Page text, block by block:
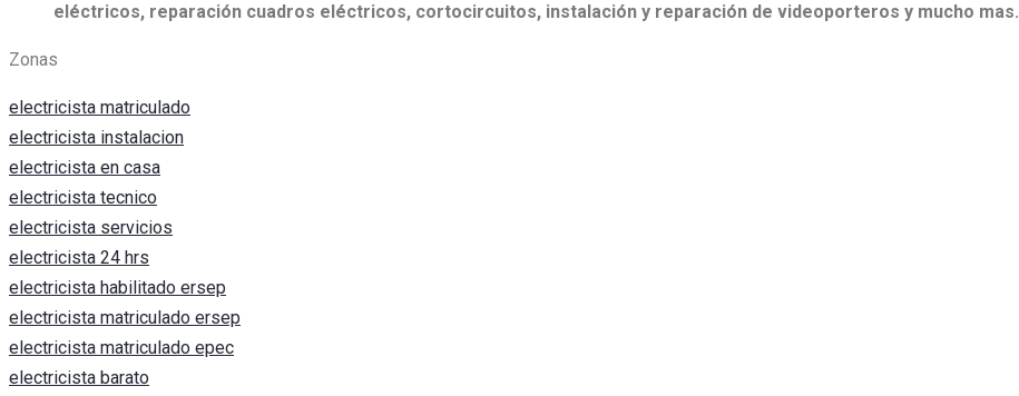
eléctricos, reparación cuadros eléctricos, cortocircuitos, instalación y reparación de videoporteros y mucho mas.
Zonas
electricista matriculado
electricista instalacion
electricista en casa
electricista tecnico
electricista servicios
electricista 24 hrs
electricista habilitado ersep
electricista matriculado ersep
electricista matriculado epec
electricista barato